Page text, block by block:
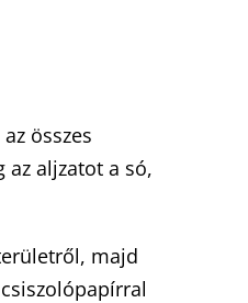
összes
az aljzatot a só,
majd